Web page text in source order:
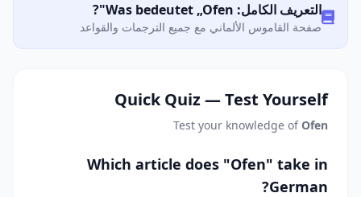
التعريف الكامل: Was bedeutet „Ofen"?
صفحة القاموس الألماني مع جميع الترجمات والقواعد
Quick Quiz — Test Yourself
Test your knowledge of Ofen
Which article does "Ofen" take in
German?